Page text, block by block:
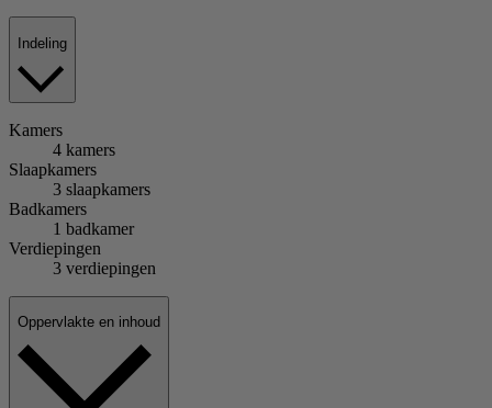
Indeling
Kamers
4 kamers
Slaapkamers
3 slaapkamers
Badkamers
1 badkamer
Verdiepingen
3 verdiepingen
Oppervlakte en inhoud